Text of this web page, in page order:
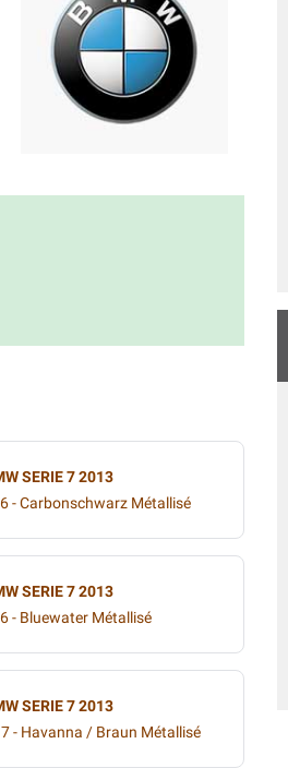
SERIE 7 2013
- Carbonschwarz Métallisé
SERIE 7 2013
- Bluewater Métallisé
SERIE 7 2013
- Havanna / Braun Métallisé